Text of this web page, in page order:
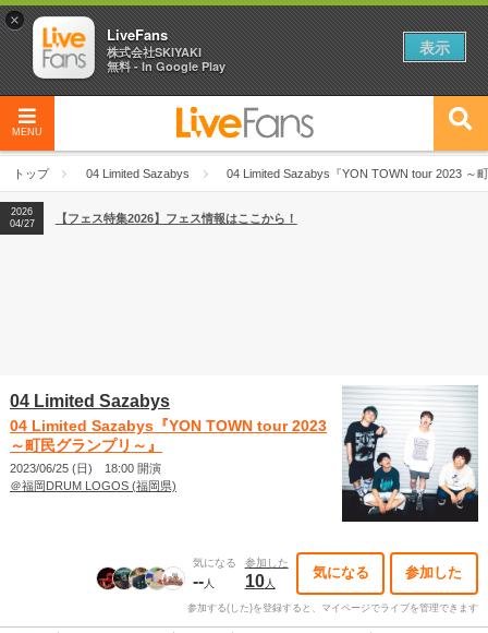
MENU
トップ 04 Limited Sazabys 04 Limited Sazabys『YON TOWN tour 2023 ～
2026
04/27
2026
【ライブ動員ランキング】2026年上半期編発表！
2026
04/27
【フェス特集2026】フェス情報はここから！
04 Limited Sazabys
04 Limited Sazabys『YON TOWN tour 2023
～町民グランプリ～』
2023/06/25 (日) 18:00 開演
＠福岡DRUM LOGOS (福岡県)
気になる
--人
参加した
10人
気になる 参加した
参加する(した)を登録すると、マイページでライブを管理できます
×
LiveFans
株式会社SKIYAKI
無料 - In Google Play
表示